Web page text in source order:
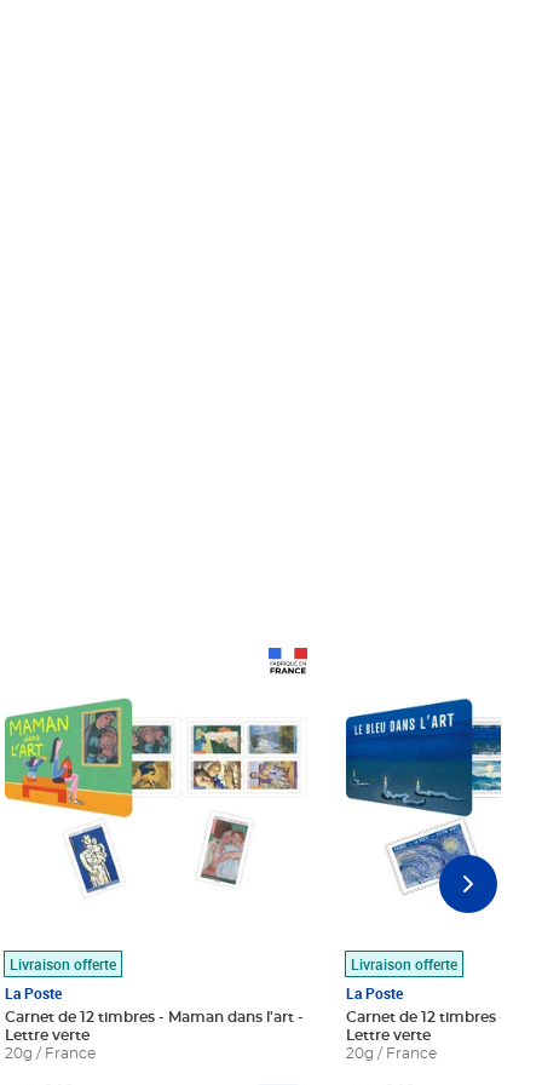
Livraison offerte
La Poste
Carnet de 12 timbres - Maman dans l'art -
Lettre verte
20g / France
Livraison offerte
La Poste
Carnet de 12 timbres - Le
Lettre verte
20g / France